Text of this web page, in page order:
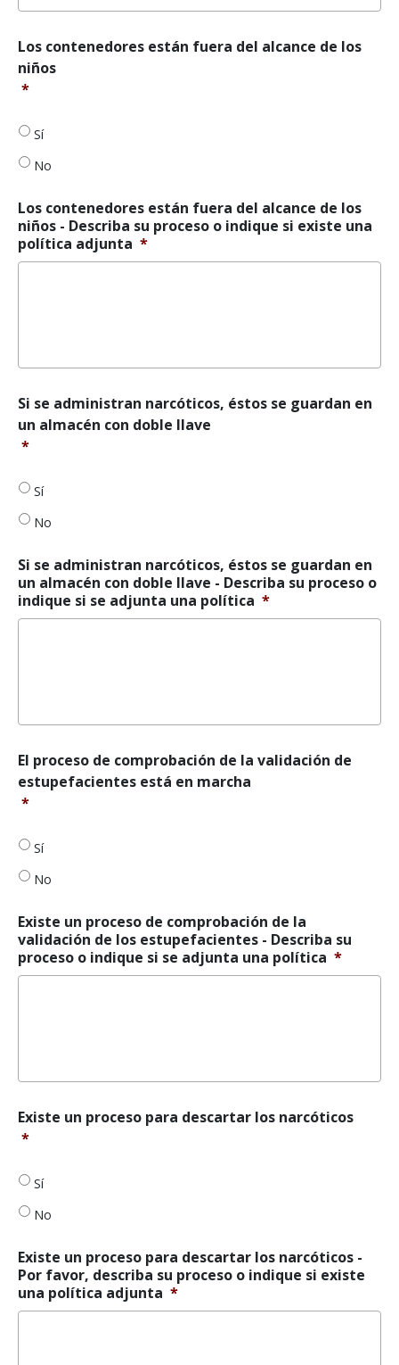
Los
envases
están
alcance
de
los
Los contenedores están fuera del alcance de los
niños
*
Sí
No
Los contenedores están fuera del alcance de los
niños - Describa su proceso o indique si existe una
política adjunta *
Si
se
administran
se
guardan
en
almacén
con
doble
llave *
Si se administran narcóticos, éstos se guardan en
un almacén con doble llave
*
Sí
No
Si se administran narcóticos, éstos se guardan en
un almacén con doble llave - Describa su proceso o
indique si se adjunta una política *
El
proceso
de
la
validación
de
está
en
marcha *
El proceso de comprobación de la validación de
estupefacientes está en marcha
*
Sí
No
Existe un proceso de comprobación de la
validación de los estupefacientes - Describa su
proceso o indique si se adjunta una política *
Existe
un
descartar
los
narcóticos
Existe un proceso para descartar los narcóticos
*
Sí
No
Existe un proceso para descartar los narcóticos -
Por favor, describa su proceso o indique si existe
una política adjunta *